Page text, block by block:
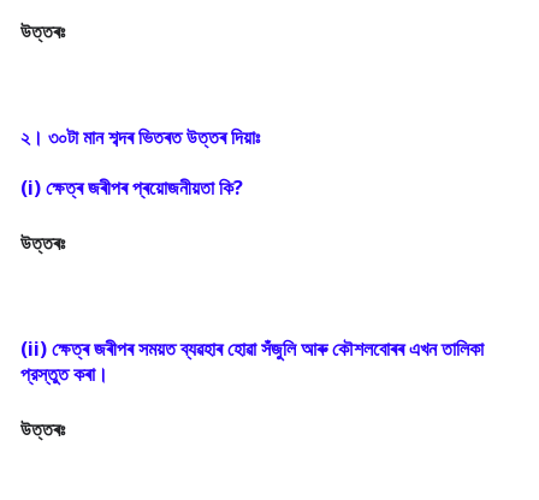
উত্তৰঃ
(i) ক্ষেত্ৰ জৰীপৰ প্ৰয়োজনীয়তা কি?
উত্তৰঃ
(ii) ক্ষেত্ৰ জৰীপৰ সময়ত ব্যৱহাৰ হোৱা সঁজুলি আৰু কৌশলবোৰৰ এখন তালিকা
প্রস্তুত কৰা।
উত্তৰঃ